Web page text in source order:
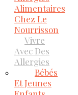
Alimentaires
Chez Le
Nourrisson
Vivre
Avec Des
Allergies
Bébés
Et Jeunes